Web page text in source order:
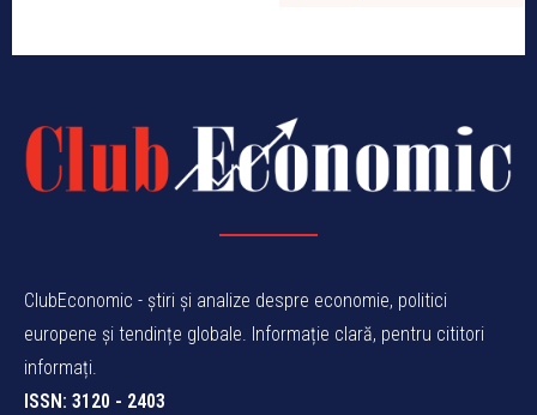
ClubEconomic - știri și analize despre economie, politici
europene și tendințe globale. Informație clară, pentru cititori
informați.
ISSN: 3120 - 2403